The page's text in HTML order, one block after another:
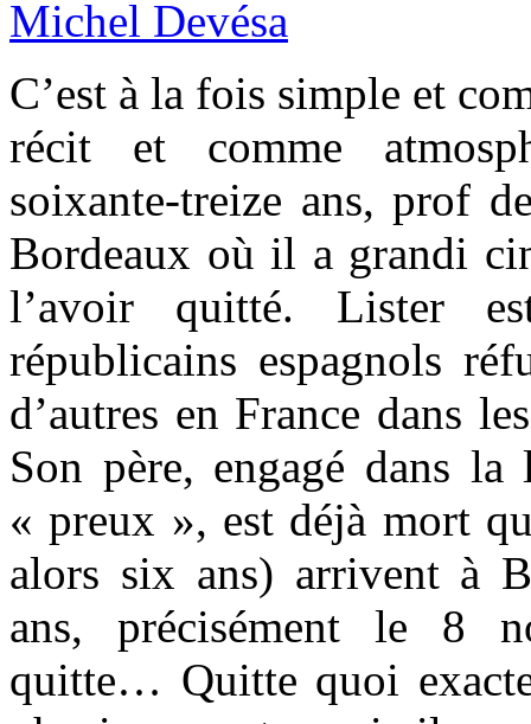
C’est à la fois simple et
récit et comme
soixante-treize ans, prof
Bordeaux où il a grandi
l’avoir quitté. Lister
républicains espagnols
d’autres en France dans
Son père, engagé dans
« preux », est déjà mort
alors six ans) arrivent à
ans, précisément le 8
quitte… Quitte quoi